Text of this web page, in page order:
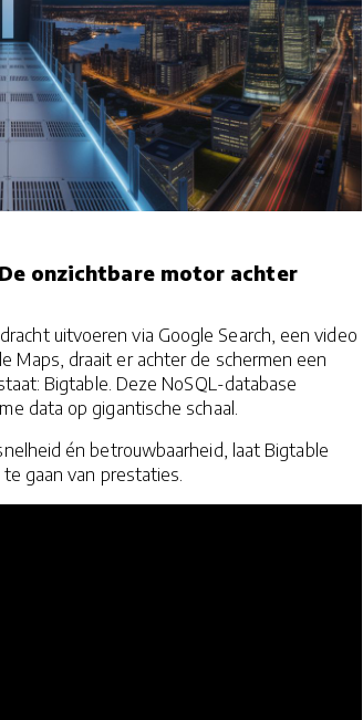
onzichtbare motor achter
uitvoeren via Google Search, een video
Maps, draait er achter de schermen een
Bigtable. Deze NoSQL-database
data op gigantische schaal.
én betrouwbaarheid, laat Bigtable
gaan van prestaties.